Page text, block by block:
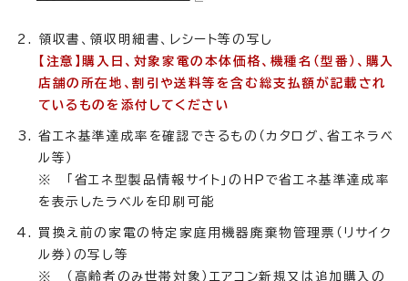
領収書、領収明細書、レシート等の写し
【注意】購入日、対象家電の本体価格、機種名（型番）、購入
店舗の所在地、割引や送料等を含む総支払額が記載され
ているものを添付してください
省エネ基準達成率を確認できるもの（カタログ、省エネラベ
ル等）
※ 「省エネ型製品情報サイト」のHPで省エネ基準達成率
を表示したラベルを印刷可能
買換え前の家電の特定家庭用機器廃棄物管理票（リサイク
ル券）の写し等
※ （高齢者のみ世帯対象）エアコン新規又は追加購入の